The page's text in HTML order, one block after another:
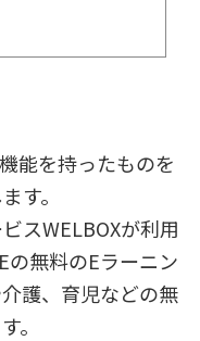
能を持ったものを
す。
スWELBOXが利用
の無料のEラーニン
護、育児などの無
。